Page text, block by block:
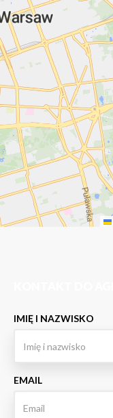
IMIĘ I NAZWISKO
EMAIL